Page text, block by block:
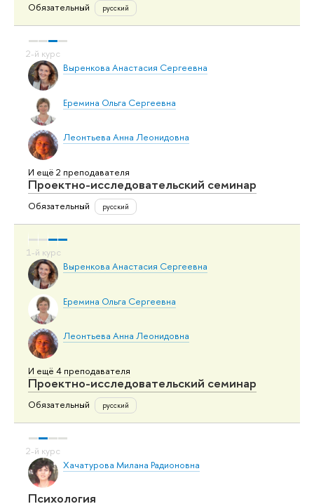
Обязательный русский
Выренкова Анастасия Сергеевна
Еремина Ольга Сергеевна
Леонтьева Анна Леонидовна
И ещё 2 преподавателя
Проектно-исследовательский семинар
Обязательный русский
Выренкова Анастасия Сергеевна
Еремина Ольга Сергеевна
Леонтьева Анна Леонидовна
И ещё 4 преподавателя
Проектно-исследовательский семинар
Обязательный русский
Хачатурова Милана Радионовна
Психология